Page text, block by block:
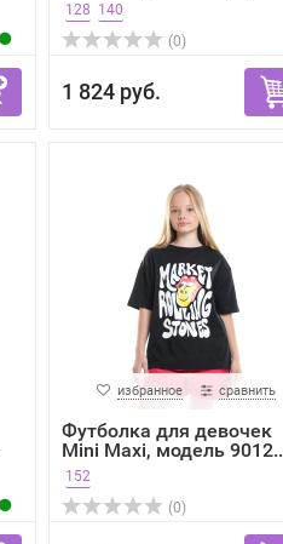
128 140
(0)
1 824 руб.
избранное сравнить
Футболка для девочек
Mini Maxi, модель
152
(0)